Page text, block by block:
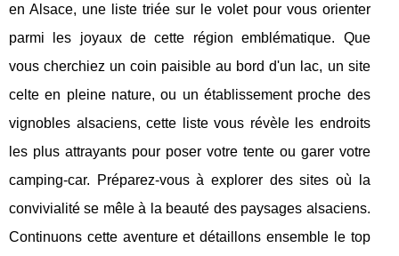
en Alsace, une liste triée sur le volet pour vous orienter
parmi les joyaux de cette région emblématique. Que
vous cherchiez un coin paisible au bord d'un lac, un site
celte en pleine nature, ou un établissement proche des
vignobles alsaciens, cette liste vous révèle les endroits
les plus attrayants pour poser votre tente ou garer votre
camping-car. Préparez-vous à explorer des sites où la
convivialité se mêle à la beauté des paysages alsaciens.
Continuons cette aventure et détaillons ensemble le top